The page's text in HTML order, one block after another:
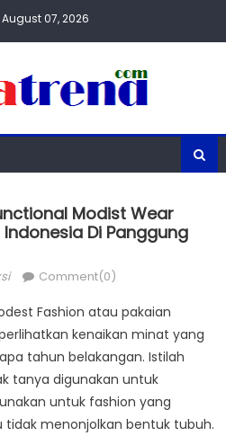
07, 2026
Modist Wear
Di Panggung
Comment(0)
Fashion atau pakaian
kenaikan minat yang
tahun belakangan. Istilah
tanya digunakan untuk
untuk fashion yang
menonjolkan bentuk tubuh.